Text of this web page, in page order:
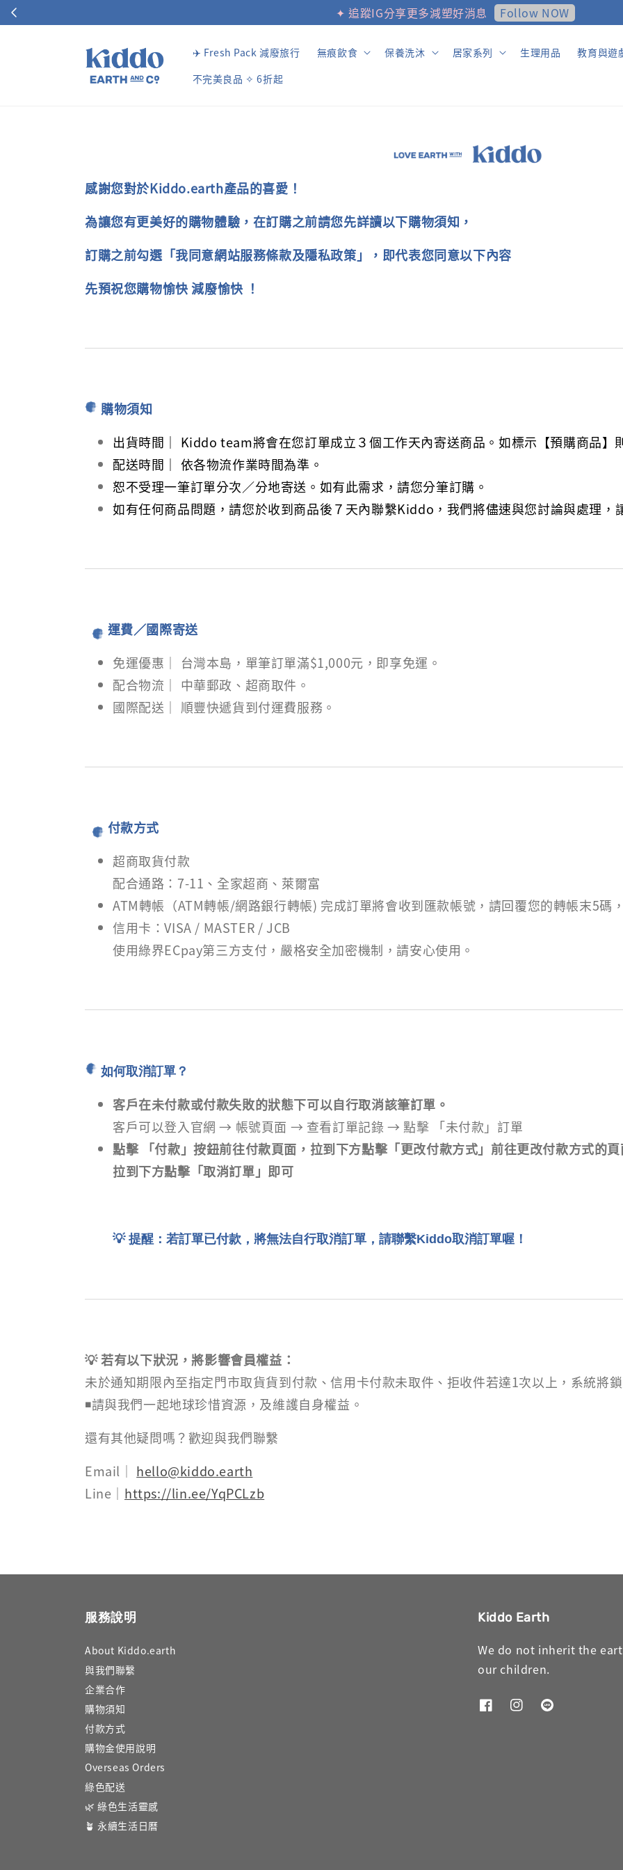
✦ 追蹤IG分享更多減塑好消息 Follow NOW
✈️ Fresh Pack 減廢旅行 無痕飲食 保養洗沐 居家系列 生理用品
教育與遊
不完美良品 ✧ 6折起
感謝您對於Kiddo.earth產品的喜愛！
為讓您有更美好的購物體驗，在訂購之前請您先詳讀以下購物須知，
訂購之前勾選「我同意網站服務條款及隱私政策」，即代表您同意以下內容
先預祝您購物愉快 減廢愉快 ！
購物須知
出貨時間｜ Kiddo team將會在您訂單成立３個工作天內寄送商品。如標示【預購商品】
配送時間｜ 依各物流作業時間為準。
恕不受理一筆訂單分次／分地寄送。如有此需求，請您分筆訂購。
如有任何商品問題，請您於收到商品後７天內聯繫Kiddo，我們將儘速與您討論與處理，
運費／國際寄送
免運優惠｜ 台灣本島，單筆訂單滿$1,000元，即享免運。
配合物流｜ 中華郵政、超商取件。
國際配送｜ 順豐快遞貨到付運費服務。
付款方式
超商取貨付款
配合通路：7-11、全家超商、萊爾富
ATM轉帳（ATM轉帳/網路銀行轉帳) 完成訂單將會收到匯款帳號，請回覆您的轉帳末5碼
信用卡：VISA / MASTER / JCB
使用綠界ECpay第三方支付，嚴格安全加密機制，請安心使用。
如何取消訂單？
客戶在未付款或付款失敗的狀態下可以自行取消該筆訂單。
客戶可以登入官網 → 帳號頁面 → 查看訂單記錄 → 點擊 「未付款」訂單
點擊 「付款」按鈕前往付款頁面，拉到下方點擊「更改付款方式」前往更改付款方式的
拉到下方點擊「取消訂單」即可
💡 提醒：若訂單已付款，將無法自行取消訂單，請聯繫Kiddo取消訂單喔！
💡 若有以下狀況，將影響會員權益：
未於通知期限內至指定門市取貨貨到付款、信用卡付款未取件、拒收件若達1次以上，系統將
◾請與我們一起地球珍惜資源，及維護自身權益。
還有其他疑問嗎？歡迎與我們聯繫
Email｜ hello@kiddo.earth
Line｜ https://lin.ee/YqPCLzb
服務說明
About Kiddo.earth
與我們聯繫
企業合作
購物須知
付款方式
購物金使用說明
Overseas Orders
綠色配送
🌿 綠色生活靈感
🪴 永續生活日曆
Kiddo Earth
We do not inherit the
our children.